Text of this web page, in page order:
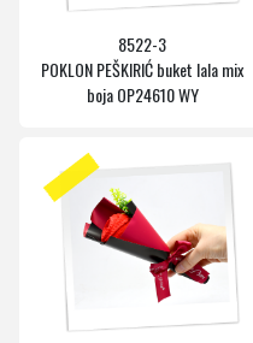
8522-3
POKLON PEŠKIRIĆ buket lala mix
boja OP24610 WY